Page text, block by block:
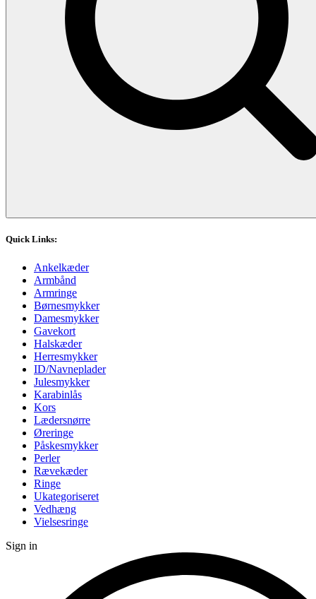
Quick Links:
Ankelkæder
Armbånd
Armringe
Børnesmykker
Damesmykker
Gavekort
Halskæder
Herresmykker
ID/Navneplader
Julesmykker
Karabinlås
Kors
Lædersnørre
Øreringe
Påskesmykker
Perler
Rævekæder
Ringe
Ukategoriseret
Vedhæng
Vielsesringe
Sign in